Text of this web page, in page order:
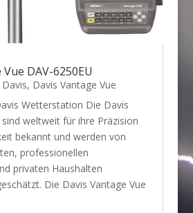
DAV-6250EU
Davis, Davis Vantage Vue
Wetterstation Die Davis
weltweit für ihre Präzision
bekannt und werden von
professionellen
privaten Haushalten
Die Davis Vantage Vue